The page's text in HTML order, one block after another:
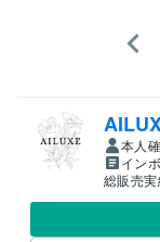
本人
イン
総販売